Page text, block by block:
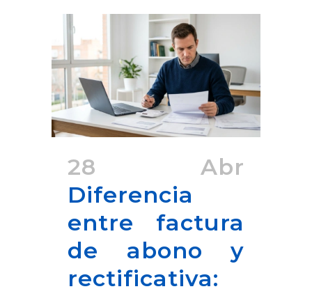
28 Abr
Diferencia
entre factura
de abono y
rectificativa: